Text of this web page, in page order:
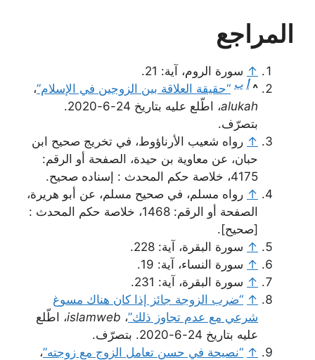
المراجع
↑ سورة الروم، آية: 21.
^ أ ب “حقيقة العلاقة بين الزوجين في الإسلام”،
alukah
، اطّلع عليه بتاريخ 24-6-2020.
بتصرّف.
↑ رواه شعيب الأرناؤوط، في تخريج صحيح ابن
حبان، عن معاوية بن حيدة، الصفحة أو الرقم:
4175، خلاصة حكم المحدث : إسناده صحيح.
↑ رواه مسلم، في صحيح مسلم، عن أبو هريرة،
الصفحة أو الرقم: 1468، خلاصة حكم المحدث :
[صحيح].
↑ سورة البقرة، آية: 228.
↑ سورة النساء، آية: 19.
↑ سورة البقرة، آية: 231.
↑ “ضرب الزوجة جائز إذا كان هناك مسوغ
شرعي مع عدم تجاوز ذلك”، islamweb، اطّلع
عليه بتاريخ 24-6-2020. بتصرّف.
↑ “نصيحة في حسن تعامل الزوج مع زوجته”،